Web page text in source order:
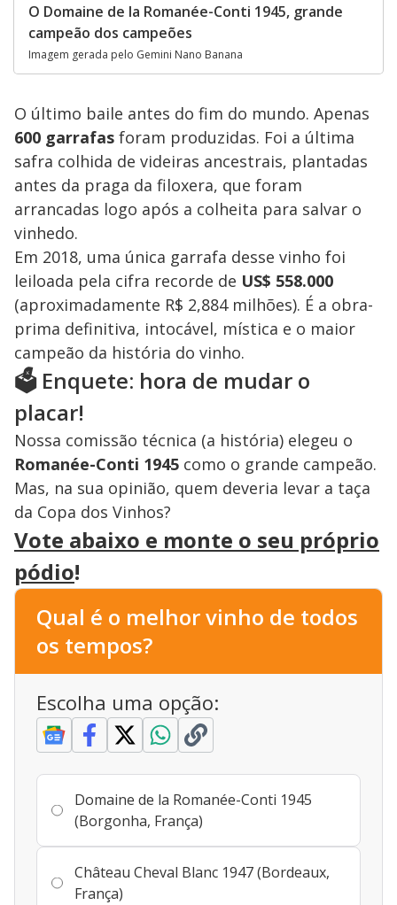
O Domaine de la Romanée-Conti 1945, grande
campeão dos campeões
Imagem gerada pelo Gemini Nano Banana
O último baile antes do fim do mundo. Apenas
600 garrafas foram produzidas. Foi a última
safra colhida de videiras ancestrais, plantadas
antes da praga da filoxera, que foram
arrancadas logo após a colheita para salvar o
vinhedo.
Em 2018, uma única garrafa desse vinho foi
leiloada pela cifra recorde de US$ 558.000
(aproximadamente R$ 2,884 milhões). É a obra-
prima definitiva, intocável, mística e o maior
campeão da história do vinho.
🗳️ Enquete: hora de mudar o
placar!
Nossa comissão técnica (a história) elegeu o
Romanée-Conti 1945 como o grande campeão.
Mas, na sua opinião, quem deveria levar a taça
da Copa dos Vinhos?
Vote abaixo e monte o seu próprio
pódio!
Qual é o melhor vinho de todos
os tempos?
Escolha uma opção:
Domaine de la Romanée-Conti 1945
(Borgonha, França)
Château Cheval Blanc 1947 (Bordeaux,
França)